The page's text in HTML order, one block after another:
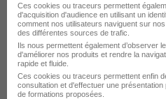
L'emploi par
Ces cookies ou traceurs permettent
d'acquisition d'audience en utilisant un
comment nos utilisateurs naviguent sur
des différentes sources de trafic.
Ils nous permettent également d’observer
d'améliorer nos produits et rendre la
rapide et fluide.
Ces cookies ou traceurs permettent enfin
consultation et d'effectuer une
de formations proposées.